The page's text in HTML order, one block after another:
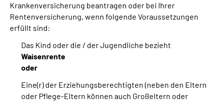
Krankenversicherung beantragen oder bei Ihrer
Rentenversicherung, wenn folgende Voraussetzungen
erfüllt sind:
Das Kind oder die / der Jugendliche bezieht
Waisenrente
oder
Eine(r) der Erziehungsberechtigten (neben den Eltern
oder Pflege-Eltern können auch Großeltern oder